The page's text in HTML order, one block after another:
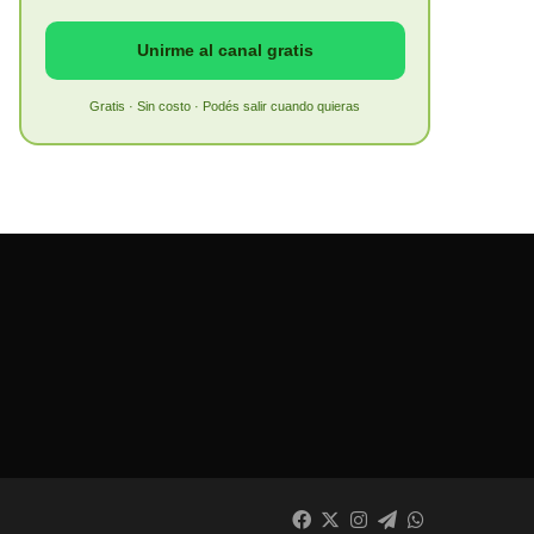
Unirme al canal gratis
Gratis · Sin costo · Podés salir cuando quieras
Facebook
X Instagram
Telegram